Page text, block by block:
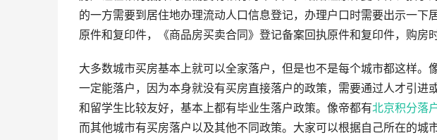
的一方需要到居住地办理流动人口信息登记，办理户口时需要出示一下
原件和复印件，《商品房买卖合同》登记备案回执原件和复印件，购房
大多数城市买房基本上就可以全家落户，但是也不是每个城市都这样。
一定能落户，因为本身就没有买房直接落户的政策，需要通过人才引进
和留学生比较友好，基本上都有毕业生落户政策。像帝都有北京积分落
而其他城市有买房落户以及其他不同政策。大家可以根据自己所在的城